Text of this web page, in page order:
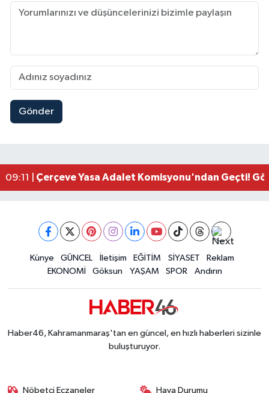
Gönder
17:19 |Kahramanmaraşlı İşçi Adana'daki Tünel
09:11 | Çerçeve Yasa Adalet Komisyonu'ndan Geçti!
09:04 |Kahramanmaraş'taki Okul Saldırısı TBMM
Kahramanmaraş'ta Pusula Maraş Eğitim
Kahramanmaraş'ta Tarım İçin Su Seferberliği
20:02 |Kahramanmaraş'ta 5 Kilometrelik Yolda Sıcak
Künye GÜNCEL İletişim EĞİTİM SİYASET
Reklam
EKONOMİ
Göksun YAŞAM SPOR Andırın
Haber46, Kahramanmaraş'tan en güncel, en hızlı haberleri sizinle
buluşturuyor.
Nöbetçi Eczaneler Hava Durumu